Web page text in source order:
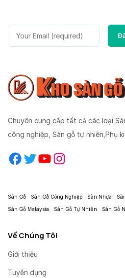
Chuyên cung cấp tất cả các loại
công nghiệp, Sàn gỗ tự nhiên,Phụ
Facebook Twitter YouTube Instagram
Sàn Gỗ Sàn Gỗ Công Nghiệp Sàn Nhựa
Sàn Gỗ Malaysia Sàn Gỗ Tự Nhiên Sàn Gỗ
Về Chúng Tôi
Giới thiệu
Tuyển dụng